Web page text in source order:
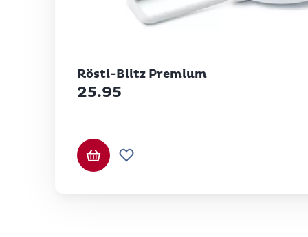
Rösti-Blitz Premium
25.95
In den Warenkorb
Zur Wunschliste hinzufügen